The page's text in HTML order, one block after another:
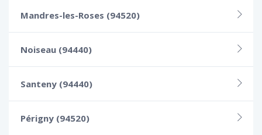
Mandres-les-Roses (94520)
Noiseau (94440)
Santeny (94440)
Périgny (94520)